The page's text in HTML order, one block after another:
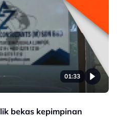
01:33
bekas kepimpinan